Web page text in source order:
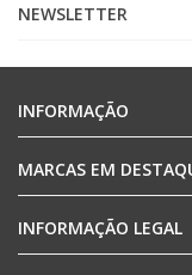
NEWSLETTER
INFORMAÇÃO
MARCAS EM
INFORMAÇÃO LEGAL